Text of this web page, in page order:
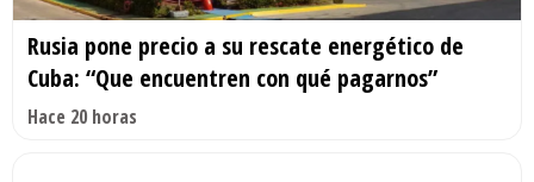
Rusia pone precio a su rescate energético de
Cuba: “Que encuentren con qué pagarnos”
Hace 20 horas